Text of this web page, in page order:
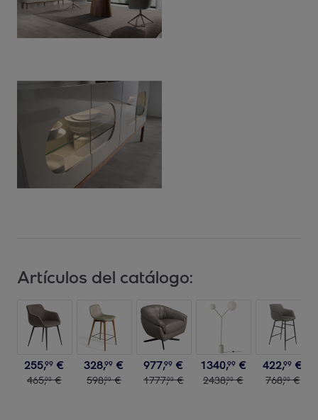
Artículos del catálogo:
255,99 €
465,00 €
328,99 €
598,00 €
977,99 €
1777,00 €
1340,99 €
2438,00 €
422,99 €
768,00 €